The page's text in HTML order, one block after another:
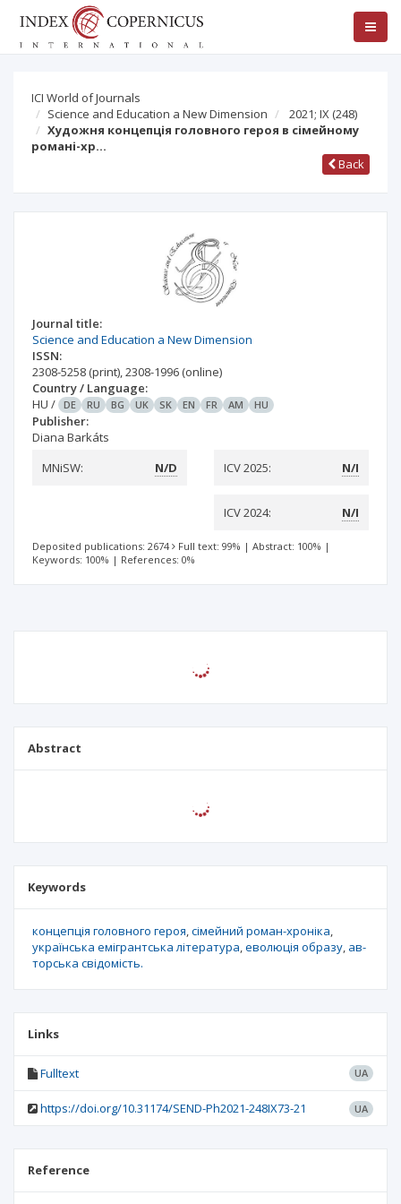
ICI World of Journals
Science and Education a New Dimension
2021; IX (248)
Художня концепція головного героя в сімейному
романі-хр…
Back
Journal title:
Science and Education a New Dimension
ISSN:
2308-5258 (print),2308-1996 (online)
Country / Language:
HU / DE RU BG UK SK EN FR AM HU
Publisher:
Diana Barkáts
MNiSW:
N/D ICV 2025: N/I
ICV 2024: N/I
Deposited publications: 2674 Full text: 99% | Abstract: 100% |
Keywords: 100% | References: 0%
Abstract
Keywords
концепція головного героя сімейний роман-хроніка
українська емігрантська література еволюція образу ав-
торська свідомість.
Links
Fulltext UA
https://doi.org/10.31174/SEND-Ph2021-248IX73-21 UA
Reference